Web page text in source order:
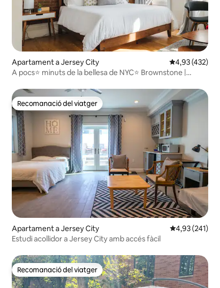
Apartament a Jersey City 4,93 de
4,93 (432)
A pocs⭐ minuts de la bellesa de NYC⭐ Brownstone |
Recomanació del viatger
Recomanació del viatger
Apartament a Jersey City 4,93 de
4,93 (241)
Estudi acollidor a Jersey City amb accés fàcil
Recomanació del viatger
Recomanació del viatger